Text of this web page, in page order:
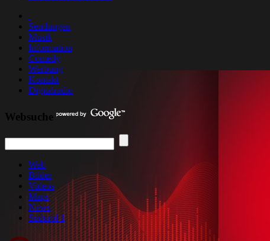
Sendungen
Musik
Information
Comedy
Werbung
Kontakt
Digitalradio
Websuche
Web
Bilder
Videos
Maps
News
Südtirol 1